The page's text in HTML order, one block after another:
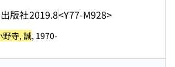
版社2019.8<Y77-M928>
野寺, 誠, 1970-